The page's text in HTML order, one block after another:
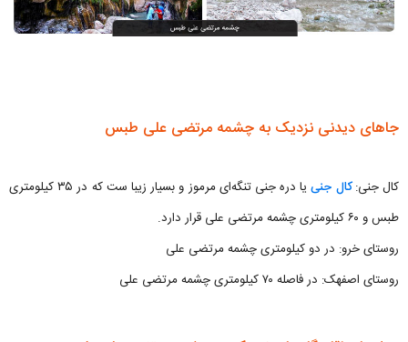
جاهای دیدنی نزدیک به چشمه مرتضی علی طبس
کال جنی:کال جنی
یا دره جنی تنگه‌ای مرموز و بسیار زیبا ست که در ۳۵ کیلومتری
طبس و ۶۰ کیلومتری چشمه مرتضی علی قرار دارد.
روستای خرو: در دو کیلومتری چشمه مرتضی علی
روستای اصفهک: در فاصله ۷۰ کیلومتری چشمه مرتضی علی